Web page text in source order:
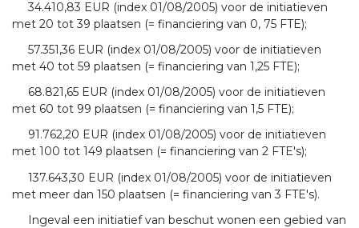
34.410,83 EUR (index 01/08/2005) voor de initiatieven
met 20 tot 39 plaatsen (= financiering van 0, 75 FTE);
57.351,36 EUR (index 01/08/2005) voor de initiatieven
met 40 tot 59 plaatsen (= financiering van 1,25 FTE);
68.821,65 EUR (index 01/08/2005) voor de initiatieven
met 60 tot 99 plaatsen (= financiering van 1,5 FTE);
91.762,20 EUR (index 01/08/2005) voor de initiatieven
met 100 tot 149 plaatsen (= financiering van 2 FTE's);
137.643,30 EUR (index 01/08/2005) voor de initiatieven
met meer dan 150 plaatsen (= financiering van 3 FTE's).
Ingeval een initiatief van beschut wonen een gebied van